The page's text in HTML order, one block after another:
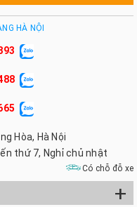
HÀ NỘI
Hòa, Hà Nội
thứ 7, Nghỉ chủ nhật
Có chỗ đỗ xe
+